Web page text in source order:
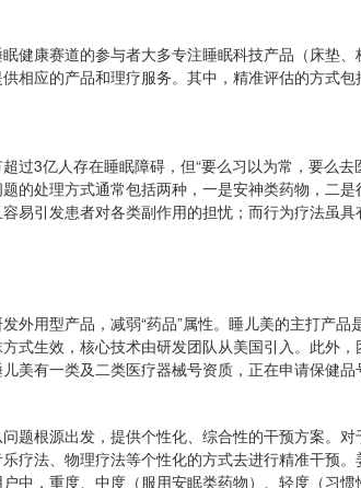
眠健康赛道的参与者大多专注睡眠科技产品（床垫
相应的产品和理疗服务。其中，精准评估的方式
过3亿人存在睡眠障碍，但“要么习以为常，要么
的处理方式通常包括两种，一是安神类药物，二
易引发患者对各类副作用的担忧；而行为疗法虽
外用型产品，减弱“药品”属性。睡儿美的主打产
式生效，核心技术由研发团队从美国引入。此外
美有一类及二类医疗器械号资质，正在申请保健
题根源出发，提供个性化、综合性的干预方案。
疗法、物理疗法等个性化的方式去进行精准干预
中，重度、中度（服用安眠类药物）、轻度（习惯